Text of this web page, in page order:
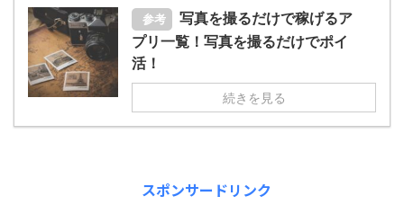
参考
写真を撮るだけで稼げるア
プリ一覧！写真を撮るだけでポイ
活！
続きを見る
スポンサードリンク